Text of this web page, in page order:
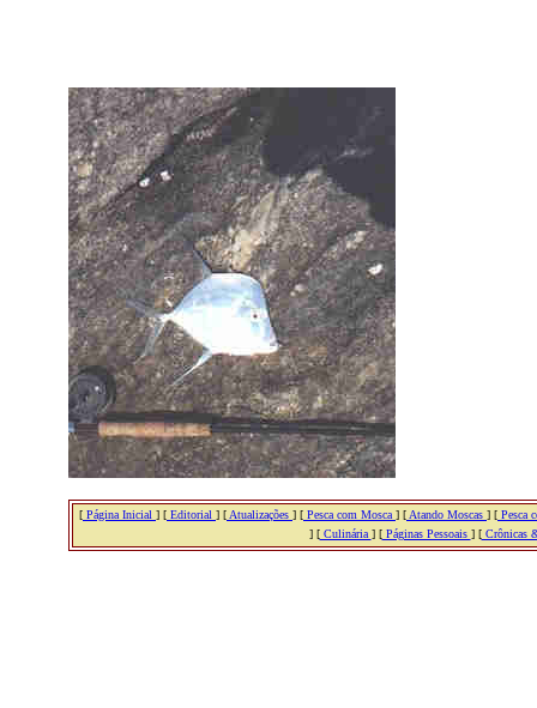
[ Página Inicial ] [ Editorial ] [ Atualizações ] [ Pesca com Mosca ] [ Atando Moscas ] [ Pesca
] [Culinária ] [Páginas Pessoais ] [Crônicas